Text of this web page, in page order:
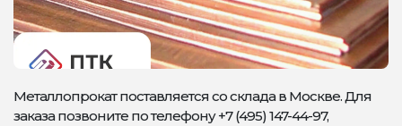
Металлопрокат поставляется со склада в Москве. Для
заказа позвоните по телефону +7 (495) 147-44-97,